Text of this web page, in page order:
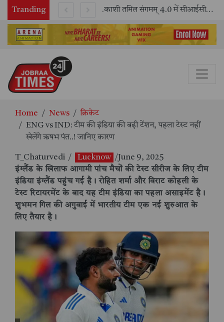
Tranding काशी तमिल संगमम् 4.0 में सीआईसीटी का स्टॉल बना तमिल भाषा और संस्कृति का केंद्र, ‘तमिल करकलाम’ से सीखना हुआ सरल
Home News
क्रिकेट
ENG vs IND: टीम की इंडिया की बढ़ी टेंशन, पहला टेस्ट नहीं
खेलेंगे ऋषभ पंत..! जानिए कारण
T_Chaturvedi / Lucknow /June 9, 2025
इंग्लैंड के खिलाफ आगामी पांच मैचों की टेस्ट सीरीज के लिए टीम
इंडिया इंग्लैंड पहुंच गई है। रोहित शर्मा और विराट कोहली के
टेस्ट रिटायरमेंट के बाद यह टीम इंडिया का पहला असाइमेंट है।
शुभमन गिल की अगुवाई में भारतीय टीम एक नई शुरुआत के
लिए तैयार है।